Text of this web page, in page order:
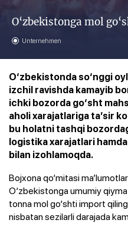
O‘zbekistonga mol
Unternehmen
O‘zbekistonda so‘nggi
izchil ravishda kamayib
ichki bozorda go‘sht
aholi xarajatlariga ta’sir
bu holatni tashqi
logistika xarajatlari
bilan izohlamoqda.
Bojxona qo‘mitasi
O‘zbekistonga umumiy
tonna mol go‘shti import
nisbatan sezilarli darajada